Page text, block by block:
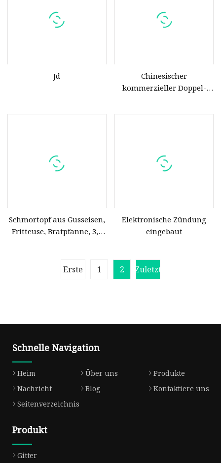
Jd
Chinesischer
kommerzieller Doppel-
Schmortopf aus Gusseisen,
Fritteuse, Bratpfanne, 3,2
Elektronische Zündung
eingebaut
Erste 1 2 Zuletzt
Schnelle Navigation
Heim Über uns
Produkte
Nachricht
Blog
Kontaktiere uns
Seitenverzeichnis
Produkt
Gitter